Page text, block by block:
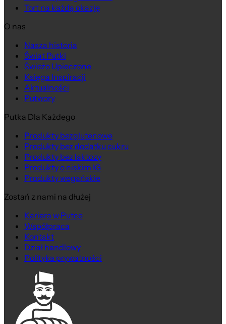
Tort na każdą okazję
O nas
Nasza historia
Świat Putki
Świeżo Upieczone
Księga Inspiracji
Aktualności
Putwory
Putka Dla Każdego
Produkty bezglutenowe
Produkty bez dodatku cukru
Produkty bez laktozy
Produkty o niskim IG
Produkty wegańskie
Zostań z nami na dłużej
Kariera w Putce
Współpraca
Kontakt
Dział handlowy
Polityka prywatności